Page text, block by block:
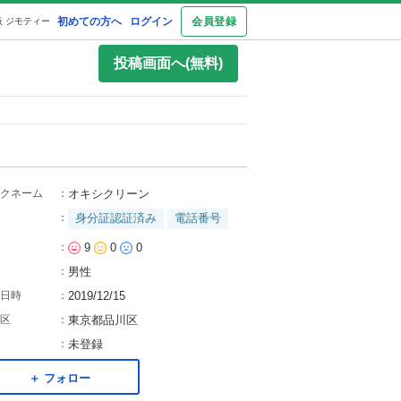
初めての方へ ログイン 会員登録
ジモティー
投稿画面へ(無料)
ネーム ： オキシクリーン
： 身分証認証済み 電話番号
： 9 0 0
： 男性
時 ： 2019/12/15
： 東京都品川区
： 未登録
＋ フォロー